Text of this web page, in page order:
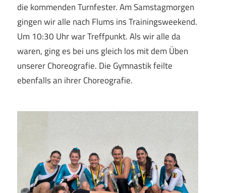
die kommenden Turnfester. Am Samstagmorgen
gingen wir alle nach Flums ins Trainingsweekend.
Um 10:30 Uhr war Treffpunkt. Als wir alle da
waren, ging es bei uns gleich los mit dem Üben
unserer Choreografie. Die Gymnastik feilte
ebenfalls an ihrer Choreografie.